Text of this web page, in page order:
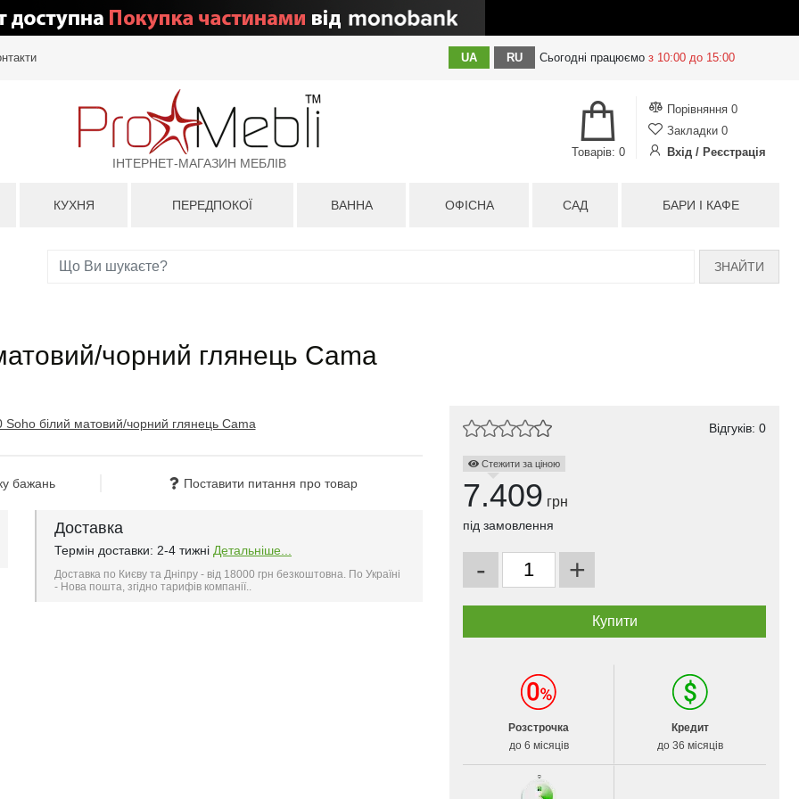
UA RU Сьогодні працюємо з 10:00 до 15:00
ІНТЕРНЕТ-МАГАЗИН МЕБЛІВ
Порівняння 0
Закладки 0
Вхід / Реєстрація
Товарів: 0
КУХНЯ ПЕРЕДПОКОЇ ВАННА ОФІСНА САД БАРИ І КАФЕ
ЗНАЙТИ
чорний глянець Cama
бажань Поставити питання про товар
Доставка
Термін доставки: 2-4 тижні Детальніше...
Доставка по Києву та Дніпру - від 18000 грн безкоштовна. По Україні
- Нова пошта, згідно тарифів компанії..
Відгуків: 0
Стежити за ціною
7.409 грн
під замовлення
- +
Розстрочка
до 6 місяців
Кредит
до 36 місяців